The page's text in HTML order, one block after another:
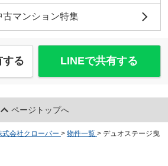
マンション特集
する LINEで共有する
ページトップへ
会社クローバー > 物件一覧 > デュオステージ曳